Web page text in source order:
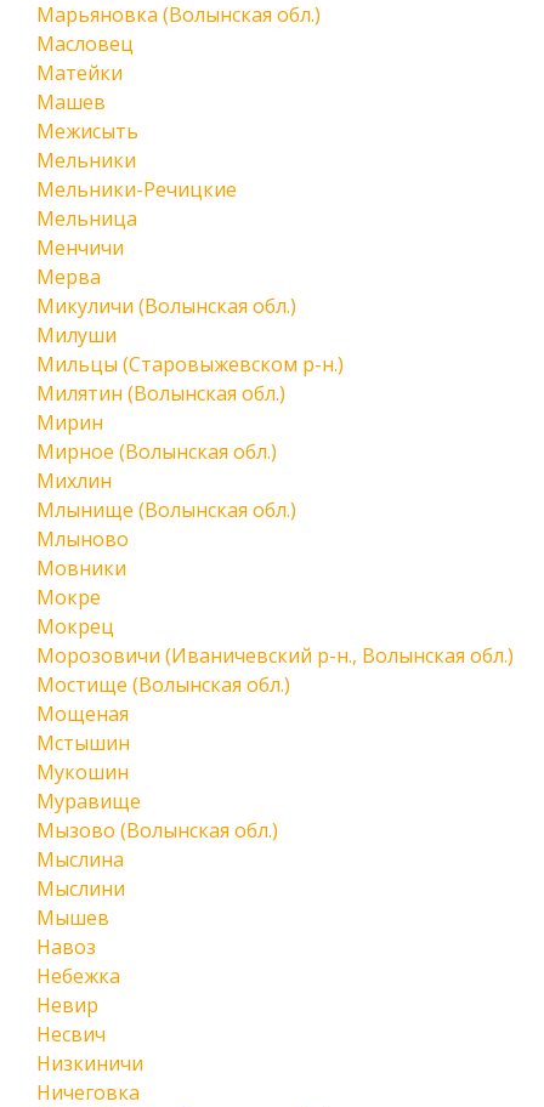
Марьяновка (Волынская обл.)
Масловец
Матейки
Машев
Межисыть
Мельники
Мельники-Речицкие
Мельница
Менчичи
Мерва
Микуличи (Волынская обл.)
Милуши
Мильцы (Старовыжевском р-н.)
Милятин (Волынская обл.)
Мирин
Мирное (Волынская обл.)
Михлин
Млынище (Волынская обл.)
Млыново
Мовники
Мокре
Мокрец
Морозовичи (Иваничевский р-н., Волынская обл.)
Мостище (Волынская обл.)
Мощеная
Мстышин
Мукошин
Муравище
Мызово (Волынская обл.)
Мыслина
Мыслини
Мышев
Навоз
Небежка
Невир
Несвич
Низкиничи
Ничеговка